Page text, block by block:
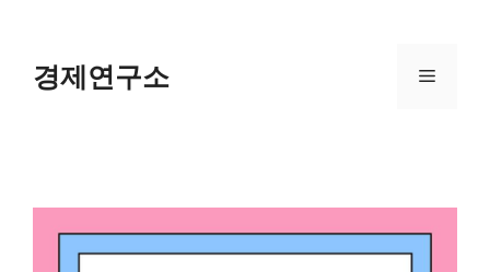
content경제연구소 Menu